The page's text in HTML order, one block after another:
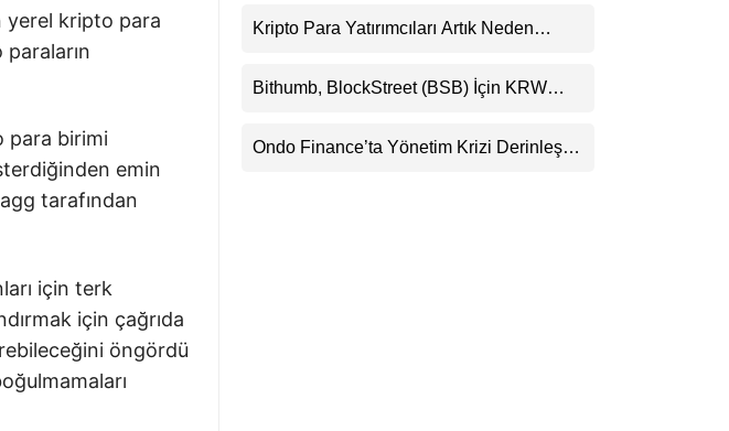
Telegram
yerel kripto para
para birimi
emin
tarafından
için terk
için çağrıda
öngördü
Görecek
Kripto Para Yatırımcıları Artık Neden
Bithumb, BlockStreet (BSB) İçin KRW
Ondo Finance’ta Yönetim Krizi Derinleşti: